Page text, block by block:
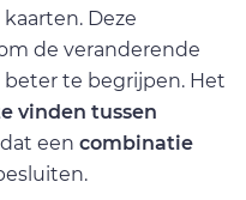
Deze
de veranderende
te begrijpen. Het
vinden tussen
een combinatie